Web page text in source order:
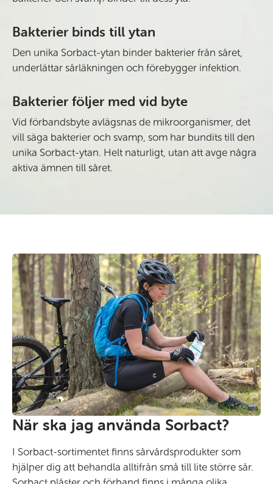
Bakterier binds till ytan
Den unika Sorbact-ytan binder bakterier från såret,
underlättar sårläkningen och förebygger infektion.
Bakterier följer med vid byte
Vid förbandsbyte avlägsnas de mikroorganismer, det
vill säga bakterier och svamp, som har bundits till den
unika Sorbact-ytan. Helt naturligt, utan att avge några
aktiva ämnen till såret.
När ska jag använda Sorbact?
I Sorbact-sortimentet finns sårvårdsprodukter som
hjälper dig att behandla alltifrån små till lite större sår.